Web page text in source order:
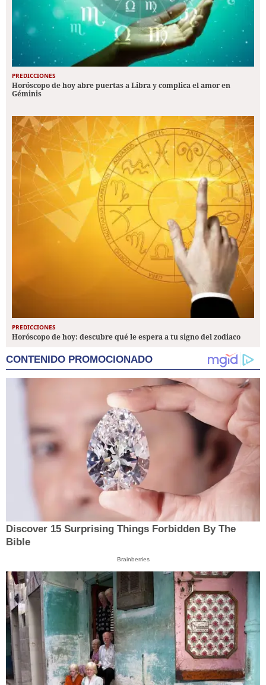
PREDICCIONES
Horóscopo de hoy abre puertas a Libra y complica el amor en
Géminis
PREDICCIONES
Horóscopo de hoy: descubre qué le espera a tu signo del zodiaco
CONTENIDO PROMOCIONADO
Discover 15 Surprising Things Forbidden By The
Bible
Brainberries